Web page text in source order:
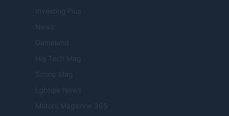
Investing Plus
Newz
Gameland
Hig Tech Mag
Scoop Mag
Lgbtqia News
Motors Magazine 365